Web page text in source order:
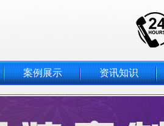
案例展示 资讯知识